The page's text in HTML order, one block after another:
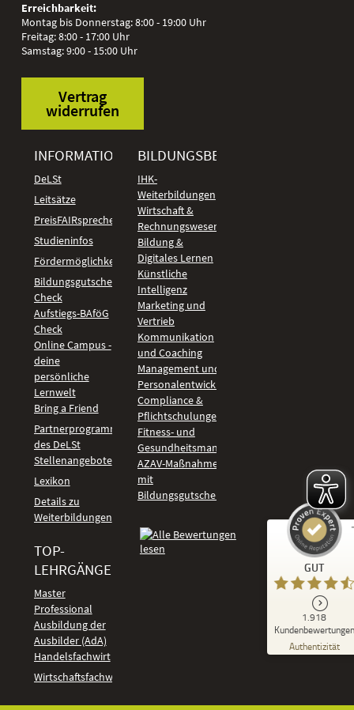
Erreichbarkeit:
Montag bis Donnerstag: 8:00 - 19:00 Uhr
Freitag: 8:00 - 17:00 Uhr
Samstag: 9:00 - 15:00 Uhr
Vertrag
widerrufen
INFORMATIONEN
DeLSt
Leitsätze
PreisFAIRsprechen
Studieninfos
Fördermöglichkeiten
Bildungsgutschein
Check
Aufstiegs-BAföG
Check
Online Campus -
deine
persönliche
Lernwelt
Bring a Friend
Partnerprogramm
des DeLSt
Stellenangebote
Lexikon
Details zu
Weiterbildungen
TOP-
LEHRGÄNGE
Master
Professional
Ausbildung der
Ausbilder (AdA)
Handelsfachwirt
Wirtschaftsfachwirt
BILDUNGSBEREICHE
IHK-
Weiterbildungen
Wirtschaft &
Rechnungswesen
Bildung &
Digitales Lernen
Künstliche
Intelligenz
Marketing und
Vertrieb
Kommunikation
und Coaching
Management und
Personalentwicklung
Compliance &
Pflichtschulungen
Fitness- und
Gesundheitsmanagement
AZAV-Maßnahmen
mit
Bildungsgutschein
GUT
1.918
Kundenbewertungen
Authentizität
Kundenbewertungen und Erfahrungen zu
DeLSt - Deutsches eLearning Studieninstitut
92
%
Empfehlungen auf
ProvenExpert.com